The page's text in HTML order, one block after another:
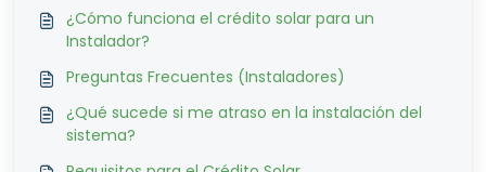
¿Cómo funciona el crédito solar para un
Instalador?
Preguntas Frecuentes (Instaladores)
¿Qué sucede si me atraso en la instalación del
sistema?